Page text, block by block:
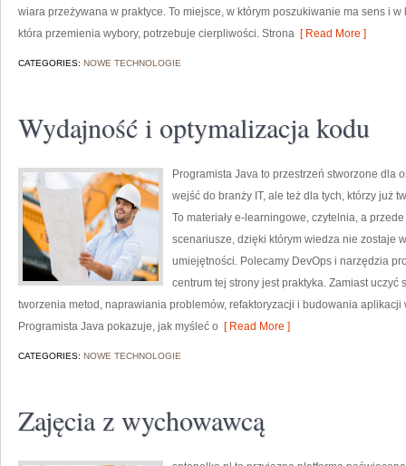
wiara przeżywana w praktyce. To miejsce, w którym poszukiwanie ma sens i
która przemienia wybory, potrzebuje cierpliwości. Strona [ Read More ]
CATEGORIES: NOWE TECHNOLOGIE
Wydajność i optymalizacja kodu
Programista Java to przestrzeń stworzone dla
wejść do branży IT, ale też dla tych, którzy już
To materiały e-learningowe, czytelnia, a
scenariusze, dzięki którym wiedza nie zostaje
umiejętności. Polecamy DevOps i narzędzia
centrum tej strony jest praktyka. Zamiast
tworzenia metod, naprawiania problemów, refaktoryzacji i budowania aplikacji
Programista Java pokazuje, jak myśleć o [ Read More ]
CATEGORIES: NOWE TECHNOLOGIE
Zajęcia z wychowawcą